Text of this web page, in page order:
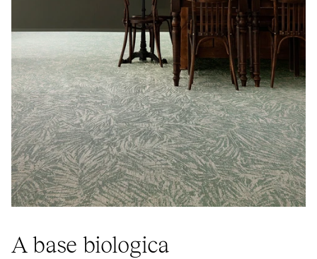
A base biologica